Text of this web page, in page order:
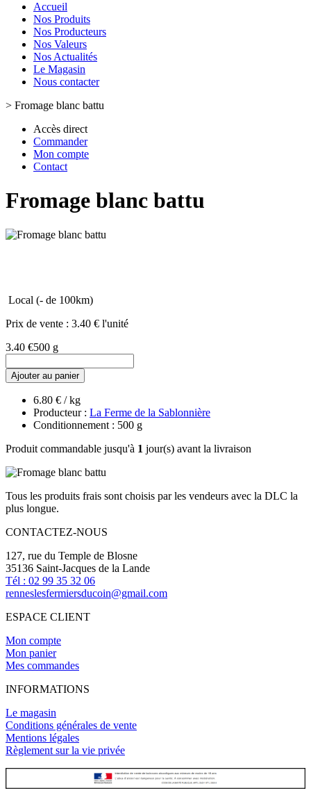
Accueil
Nos Produits
Nos Producteurs
Nos Valeurs
Nos Actualités
Le Magasin
Nous contacter
> Fromage blanc battu
Accès direct
Commander
Mon compte
Contact
Fromage blanc battu
Local (- de 100km)
Prix de vente : 3.40 € l'unité
3.40 €500 g
Ajouter au panier
6.80 € / kg
Producteur : La Ferme de la Sablonnière
Conditionnement : 500 g
Produit commandable jusqu'à 1 jour(s) avant la livraison
Tous les produits frais sont choisis par les vendeurs avec la DLC la
plus longue.
CONTACTEZ-NOUS
127, rue du Temple de Blosne
35136 Saint-Jacques de la Lande
Tél : 02 99 35 32 06
renneslesfermiersducoin@gmail.com
ESPACE CLIENT
Mon compte
Mon panier
Mes commandes
INFORMATIONS
Le magasin
Conditions générales de vente
Mentions légales
Règlement sur la vie privée